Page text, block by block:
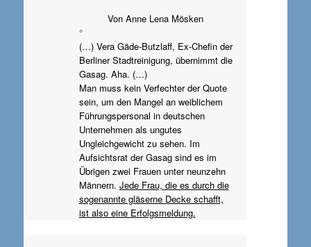
Von Anne Lena Mösken
°
(…) Vera Gäde-Butzlaff, Ex-Chefin der
Berliner Stadtreinigung, übernimmt die
Gasag. Aha. (…)
Man muss kein Verfechter der Quote
sein, um den Mangel an weiblichem
Führungspersonal in deutschen
Unternehmen als ungutes
Ungleichgewicht zu sehen. Im
Aufsichtsrat der Gasag sind es im
Übrigen zwei Frauen unter neunzehn
Männern. Jede Frau, die es durch die
sogenannte gläserne Decke schafft,
ist also eine Erfolgsmeldung.